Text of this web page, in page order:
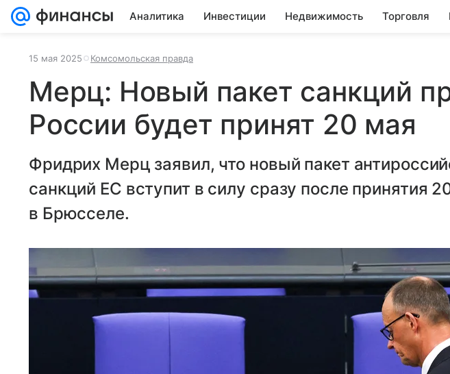
Аналитика Инвестиции Недвижимость Торговля
15 мая 2025 Комсомольская правда
Мерц: Новый пакет санкций
России будет принят 20 мая
Фридрих Мерц заявил, что новый пакет
санкций ЕС вступит в силу сразу после принятия
в Брюсселе.